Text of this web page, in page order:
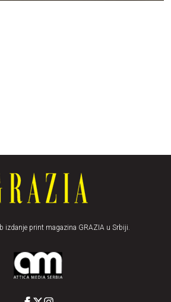
izdanje print magazina GRAZIA u Srbiji.